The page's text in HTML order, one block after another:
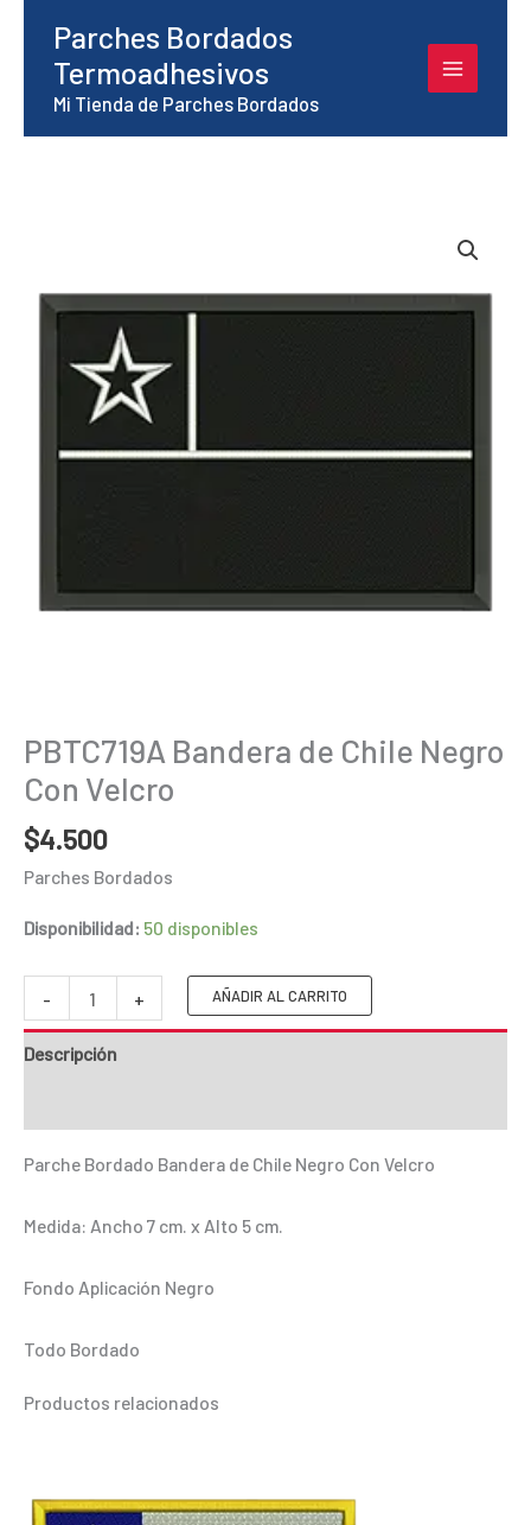
contenido
Parches Bordados
Termoadhesivos
Mi Tienda de Parches Bordados
PBTC719A Bandera de Chile Negro
Con Velcro
$4.500
Parches Bordados
Disponibilidad: 50 disponibles
-
PBTC719A
Bandera
de
cantidad
+ AÑADIR AL CARRITO
Descripción
Parche Bordado Bandera de Chile Negro Con Velcro
Medida: Ancho 7 cm. x Alto 5 cm.
Fondo Aplicación Negro
Todo Bordado
Productos relacionados